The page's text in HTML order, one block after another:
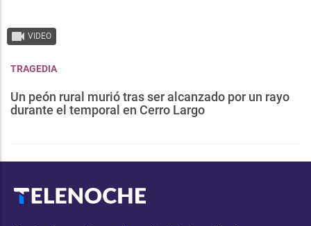
VIDEO
TRAGEDIA
Un peón rural murió tras ser alcanzado por un rayo
durante el temporal en Cerro Largo